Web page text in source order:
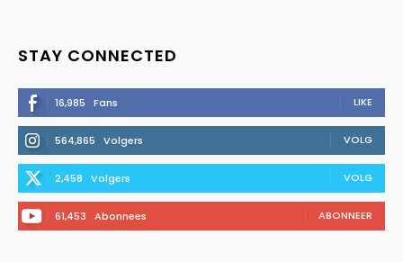
STAY CONNECTED
16,985 Fans LIKE
564,865 Volgers VOLG
2,458 Volgers VOLG
61,453 Abonnees ABONNEER